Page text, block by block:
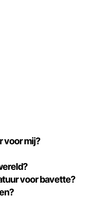
voor mij?
voor bavette?